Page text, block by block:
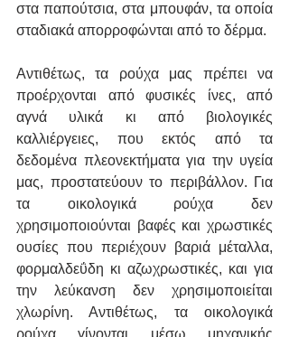
στα παπούτσια, στα μπουφάν, τα οποία
σταδιακά απορροφώνται από το δέρμα.
Αντιθέτως, τα ρούχα μας πρέπει να
προέρχονται από φυσικές ίνες, από
αγνά υλικά κι από βιολογικές
καλλιέργειες, που εκτός από τα
δεδομένα πλεονεκτήματα για την υγεία
μας, προστατεύουν το περιβάλλον. Για
τα οικολογικά ρούχα δεν
χρησιμοποιούνται βαφές και χρωστικές
ουσίες που περιέχουν βαριά μέταλλα,
φορμαλδεΰδη κι αζωχρωστικές, και για
την λεύκανση δεν χρησιμοποιείται
χλωρίνη. Αντιθέτως, τα οικολογικά